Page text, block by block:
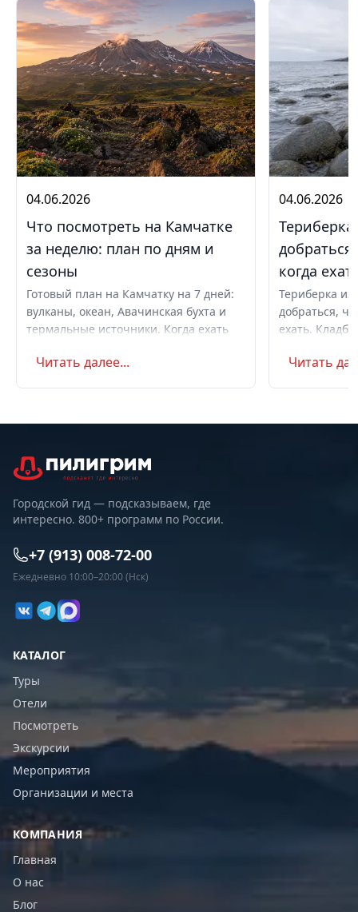
04.06.2026
Что посмотреть на Камчатке
за неделю: план по дням и
сезоны
Готовый план на Камчатку на 7 дней:
вулканы, океан, Авачинская бухта и
термальные источники. Когда ехать
самостоятельно или с туром.
Читать далее...
04.06.2026
когда
Териберка
добраться,
ехать.
Маршрут на
Читать
Городской гид — подсказываем, где
интересно. 800+ программ по России.
+7 (913) 008-72-00
Ежедневно 10:00–20:00 (Нск)
КАТАЛОГ
Туры
Отели
Посмотреть
Экскурсии
Мероприятия
Организации и места
КОМПАНИЯ
Главная
О нас
Блог